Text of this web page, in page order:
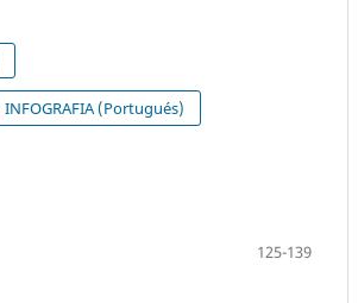
INFOGRAFIA (Portugués)
125-139